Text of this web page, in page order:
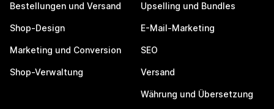
Bestellungen und Versand
Shop-Design
Marketing und Conversion
Shop-Verwaltung
Upselling und Bundles
E-Mail-Marketing
SEO
Versand
Währung und Übersetzung